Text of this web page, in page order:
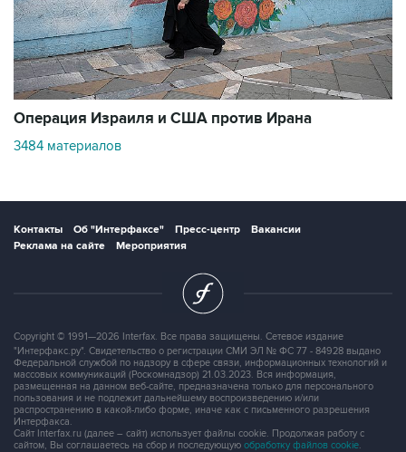
Операция Израиля и США против Ирана
3484 материалов
Контакты Об "Интерфаксе" Пресс-центр
Вакансии
Реклама на сайте
Мероприятия
Copyright © 1991—2026 Interfax. Все права защищены. Сетевое издание
"Интерфакс.ру". Свидетельство о регистрации СМИ ЭЛ № ФС 77 - 84928 выдано
Федеральной службой по надзору в сфере связи, информационных технологий и
массовых коммуникаций (Роскомнадзор) 21.03.2023. Вся информация,
размещенная на данном веб-сайте, предназначена только для персонального
пользования и не подлежит дальнейшему воспроизведению и/или
распространению в какой-либо форме, иначе как с письменного разрешения
Интерфакса.
Сайт Interfax.ru (далее – сайт) использует файлы cookie. Продолжая работу с
сайтом, Вы соглашаетесь на сбор и последующую обработку файлов cookie.